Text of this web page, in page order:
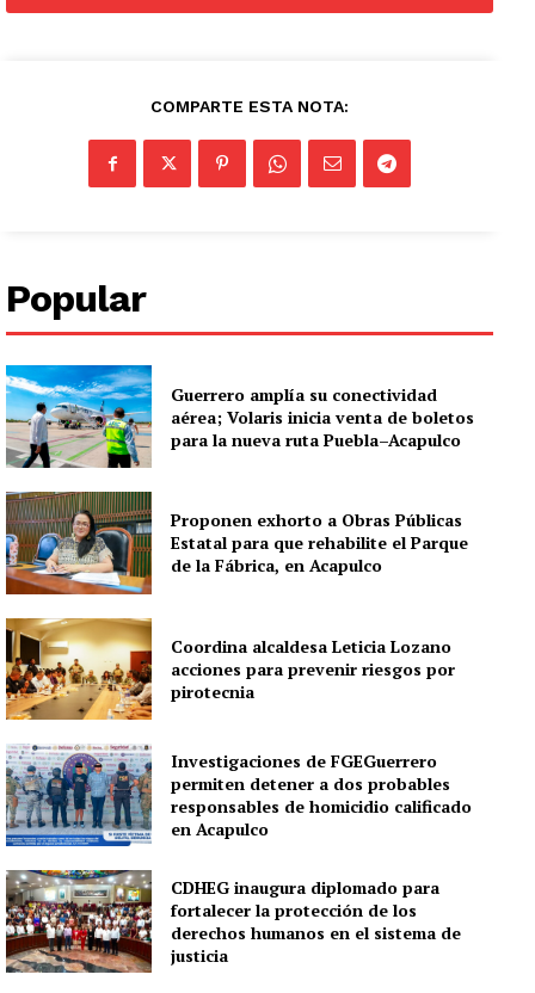
COMPARTE ESTA NOTA:
Popular
Guerrero amplía su conectividad
aérea; Volaris inicia venta de boletos
para la nueva ruta Puebla–Acapulco
Proponen exhorto a Obras Públicas
Estatal para que rehabilite el Parque
de la Fábrica, en Acapulco
Coordina alcaldesa Leticia Lozano
acciones para prevenir riesgos por
pirotecnia
Investigaciones de FGEGuerrero
permiten detener a dos probables
responsables de homicidio calificado
en Acapulco
CDHEG inaugura diplomado para
fortalecer la protección de los
derechos humanos en el sistema de
justicia